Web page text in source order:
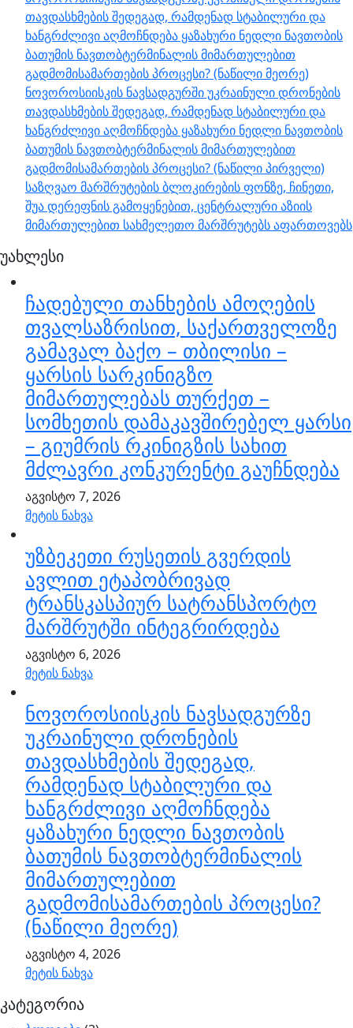
თავდასხმების შედეგად, რამდენად სტაბილური და
ხანგრძლივი აღმოჩნდება ყაზახური ნედლი ნავთობის
ბათუმის ნავთობტერმინალის მიმართულებით
გადმომისამართების პროცესი? (ნაწილი მეორე)
ნოვოროსიისკის ნავსადგურში უკრაინული დრონების
თავდასხმების შედეგად, რამდენად სტაბილური და
ხანგრძლივი აღმოჩნდება ყაზახური ნედლი ნავთობის
ბათუმის ნავთობტერმინალის მიმართულებით
გადმომისამართების პროცესი? (ნაწილი პირველი)
საზღვაო მარშრუტების ბლოკირების ფონზე, ჩინეთი,
შუა დერეფნის გამოყენებით, ცენტრალური აზიის
მიმართულებით სახმელეთო მარშრუტებს აფართოვებს
უახლესი
ჩადებული თანხების ამოღების
თვალსაზრისით, საქართველოზე
გამავალ ბაქო – თბილისი –
ყარსის სარკინიგზო
მიმართულებას თურქეთ –
სომხეთის დამაკავშირებელ ყარსი
– გიუმრის რკინიგზის სახით
მძლავრი კონკურენტი გაუჩნდება
აგვისტო 7, 2026
მეტის ნახვა
უზბეკეთი რუსეთის გვერდის
ავლით ეტაპობრივად
ტრანსკასპიურ სატრანსპორტო
მარშრუტში ინტეგრირდება
აგვისტო 6, 2026
მეტის ნახვა
ნოვოროსიისკის ნავსადგურზე
უკრაინული დრონების
თავდასხმების შედეგად,
რამდენად სტაბილური და
ხანგრძლივი აღმოჩნდება
ყაზახური ნედლი ნავთობის
ბათუმის ნავთობტერმინალის
მიმართულებით
გადმომისამართების პროცესი?
(ნაწილი მეორე)
აგვისტო 4, 2026
მეტის ნახვა
კატეგორია